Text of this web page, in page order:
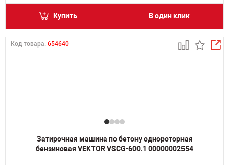
Купить В один клик
Код товара: 654640
Затирочная машина по бетону однороторная
бензиновая VEKTOR VSCG-600.1 00000002554